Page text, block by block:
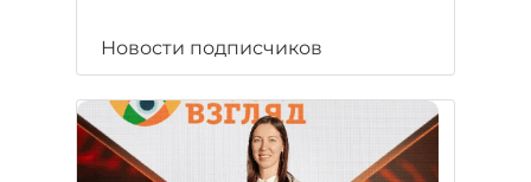
Новости подписчиков